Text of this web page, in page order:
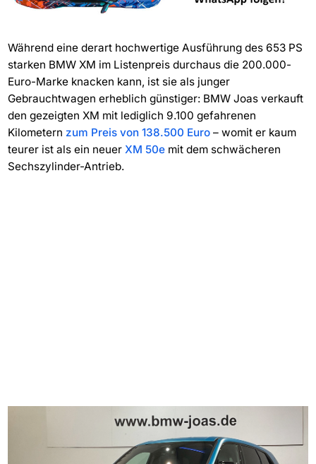
Während eine derart hochwertige Ausführung des 653 PS
starken BMW XM im Listenpreis durchaus die 200.000-
Euro-Marke knacken kann, ist sie als junger
Gebrauchtwagen erheblich günstiger: BMW Joas verkauft
den gezeigten XM mit lediglich 9.100 gefahrenen
Kilometern zum Preis von 138.500 Euro– womit er kaum
teurer ist als ein neuer XM 50emit dem schwächeren
Sechszylinder-Antrieb.